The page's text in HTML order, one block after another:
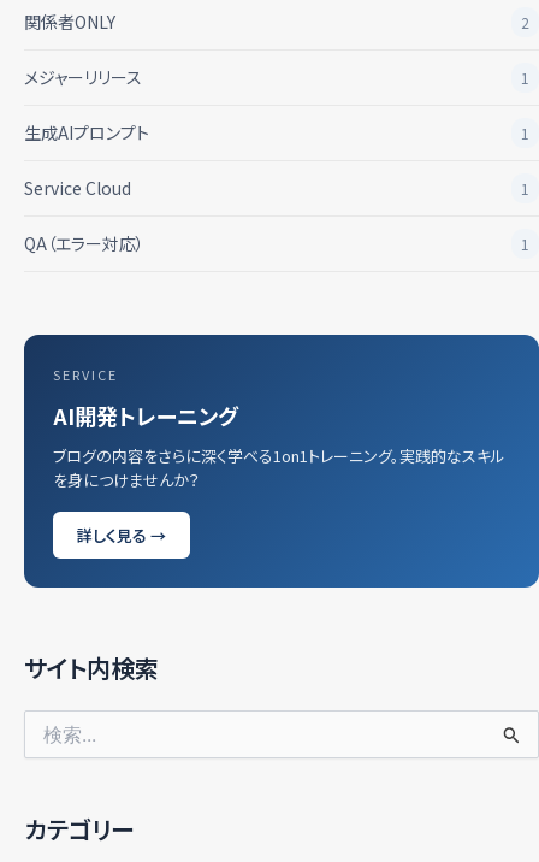
関係者ONLY 2
メジャーリリース 1
生成AIプロンプト 1
Service Cloud 1
QA（エラー対応） 1
SERVICE
AI開発トレーニング
ブログの内容をさらに深く学べる1on1トレーニング。実践的なスキル
を身につけませんか？
詳しく見る →
サイト内検索
カテゴリー